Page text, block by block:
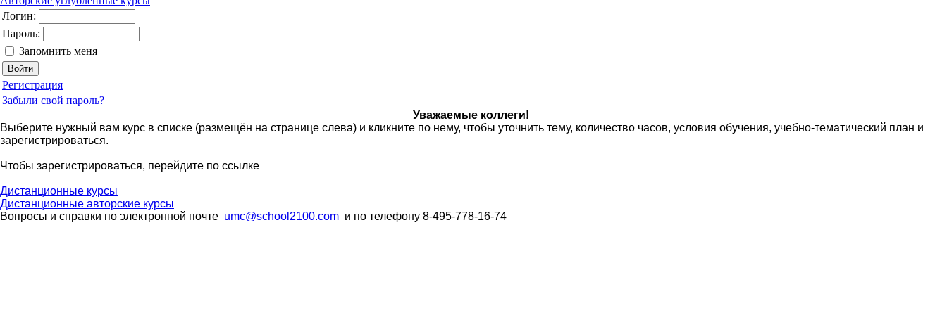
Логин:
Пароль:
Запомнить меня
Регистрация
Забыли свой пароль?
Уважаемые коллеги!
Выберите нужный вам курс в списке (размещён на странице слева) и кликните по нему, чтобы уточнить тему, количество часов, условия обучения, учебно-тематический план и
зарегистрироваться.
Чтобы зарегистрироваться, перейдите по ссылке
Дистанционные курсы
Дистанционные авторские курсы
Вопросы и справки по электронной почте umc@school2100.com и по телефону 8-495-778-16-74